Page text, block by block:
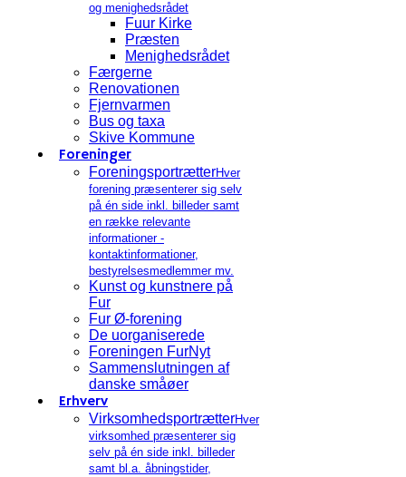
og menighedsrådet
Fuur Kirke
Præsten
Menighedsrådet
Færgerne
Renovationen
Fjernvarmen
Bus og taxa
Skive Kommune
Foreninger
ForeningsportrætterHver
forening præsenterer sig selv
på én side inkl. billeder samt
en række relevante
informationer -
kontaktinformationer,
bestyrelsesmedlemmer mv.
Kunst og kunstnere på
Fur
Fur Ø-forening
De uorganiserede
Foreningen FurNyt
Sammenslutningen af
danske småøer
Erhverv
VirksomhedsportrætterHver
virksomhed præsenterer sig
selv på én side inkl. billeder
samt bl.a. åbningstider,